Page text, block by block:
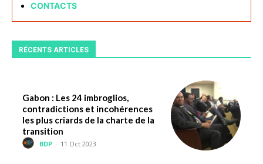
CONTACTS
RÉCENTS ARTICLES
Gabon : Les 24 imbroglios,
contradictions et incohérences
les plus criards de la charte de la
transition
BDP - 11 Oct 2023